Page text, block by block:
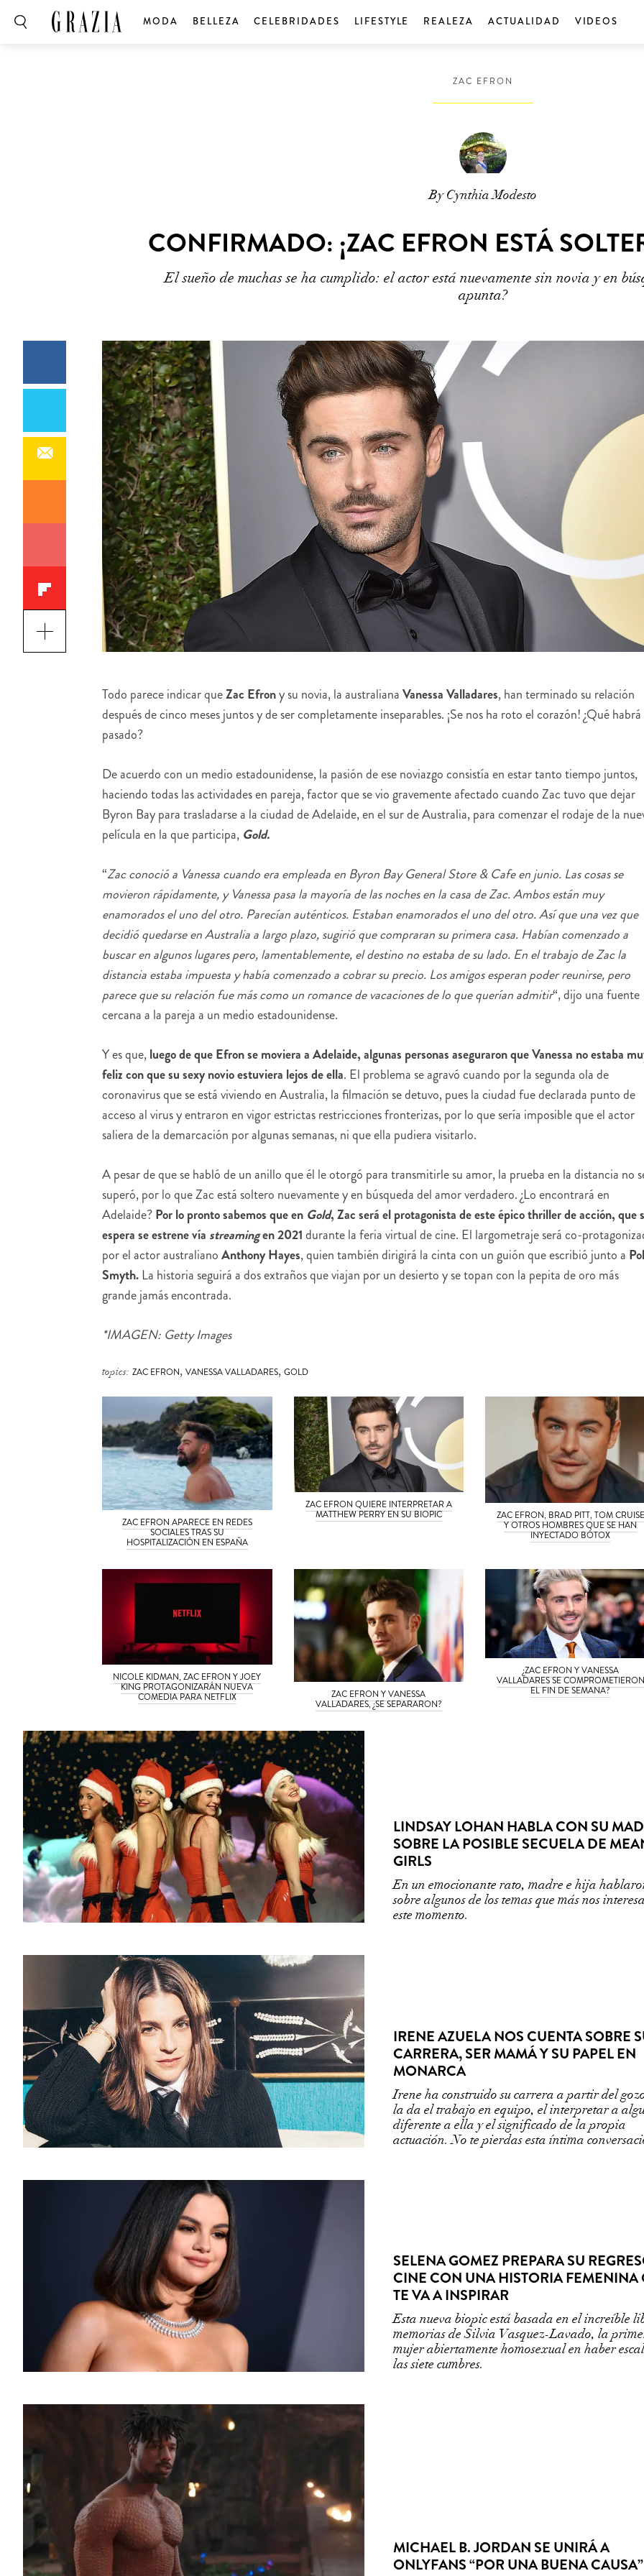
MODA BELLEZA CELEBRIDADES LIFESTYLE REALEZA ACTUALIDAD VIDEOS
ZAC EFRON
By Cynthia Modesto
CONFIRMADO: ¡ZAC EFRON ESTÁ
El sueño de muchas se ha cumplido: el actor está nuevamente sin novia y en
apunta?
Todo parece indicar queZac Efrony su novia, la australianaVanessa Valladares, han terminado su relación
después de cinco meses juntos y de ser completamente inseparables. ¡Se nos ha roto el corazón! ¿Qué habrá
pasado?
De acuerdo con un medio estadounidense, la pasión de ese noviazgo consistía en estar tanto tiempo juntos,
haciendo todas las actividades en pareja, factor que se vio gravemente afectado cuando Zac tuvo que dejar
Byron Bay para trasladarse a la ciudad de Adelaide, en el sur de Australia, para comenzar el rodaje de la
película en la que participa, Gold.
“Zac conoció a Vanessa cuando era empleada en Byron Bay General Store & Cafe en junio. Las cosas se
movieron rápidamente, y Vanessa pasa la mayoría de las noches en la casa de Zac. Ambos están muy
enamorados el uno del otro. Parecían auténticos. Estaban enamorados el uno del otro. Así que una vez que
decidió quedarse en Australia a largo plazo, sugirió que compraran su primera casa. Habían comenzado a
buscar en algunos lugares pero, lamentablemente, el destino no estaba de su lado. En el trabajo de Zac la
distancia estaba impuesta y había comenzado a cobrar su precio. Los amigos esperan poder reunirse, pero
parece que su relación fue más como un romance de vacaciones de lo que querían admitir“, dijo una fuente
cercana a la pareja a un medio estadounidense.
Y es que,luego de que Efron se moviera a Adelaide, algunas personas aseguraron que Vanessa no estaba
feliz con que su sexy novio estuviera lejos de ella. El problema se agravó cuando por la segunda ola de
coronavirus que se está viviendo en Australia, la filmación se detuvo, pues la ciudad fue declarada punto de
acceso al virus y entraron en vigor estrictas restricciones fronterizas, por lo que sería imposible que el actor
saliera de la demarcación por algunas semanas, ni que ella pudiera visitarlo.
A pesar de que se habló de un anillo que él le otorgó para transmitirle su amor, la prueba en la distancia no
superó, por lo que Zac está soltero nuevamente y en búsqueda del amor verdadero. ¿Lo encontrará en
Adelaide?Por lo pronto sabemos que en Gold, Zac será el protagonista de este épico thriller de acción, que
espera se estrene vía streamingen 2021durante la feria virtual de cine. El largometraje será co-
por el actor australianoAnthony Hayes, quien también dirigirá la cinta con un guión que escribió junto a
Smyth.La historia seguirá a dos extraños que viajan por un desierto y se topan con la pepita de oro más
grande jamás encontrada.
*IMAGEN: Getty Images
topics: ZAC EFRON, VANESSA VALLADARES, GOLD
ZAC EFRON APARECE EN REDES
SOCIALES TRAS SU
HOSPITALIZACIÓN EN ESPAÑA
ZAC EFRON QUIERE INTERPRETAR A
MATTHEW PERRY EN SU BIOPIC ZAC EFRON, BRAD PITT, TOM CRUISE
Y OTROS HOMBRES QUE SE HAN
INYECTADO BÓTOX
NICOLE KIDMAN, ZAC EFRON Y JOEY
KING PROTAGONIZARÁN NUEVA
COMEDIA PARA NETFLIX ZAC EFRON Y VANESSA
VALLADARES, ¿SE SEPARARON?
¿ZAC EFRON Y VANESSA
VALLADARES SE COMPROMETIERON
EL FIN DE SEMANA?
LINDSAY LOHAN HABLA CON SU
SOBRE LA POSIBLE SECUELA DE
GIRLS
En un emocionante rato, madre e hija
sobre algunos de los temas que más nos
este momento.
IRENE AZUELA NOS CUENTA SOBRE
CARRERA, SER MAMÁ Y SU PAPEL EN
MONARCA
Irene ha construido su carrera a partir del
la da el trabajo en equipo, el interpretar a
diferente a ella y el significado de la propia
actuación. No te pierdas esta íntima
SELENA GOMEZ PREPARA SU
CINE CON UNA HISTORIA FEMENINA
TE VA A INSPIRAR
Esta nueva biopic está basada en el increíble
memorias de Silvia Vasquez-Lavado, la
mujer abiertamente homosexual en haber
las siete cumbres.
MICHAEL B. JORDAN SE UNIRÁ A
ONLYFANS “POR UNA BUENA CAUSA”